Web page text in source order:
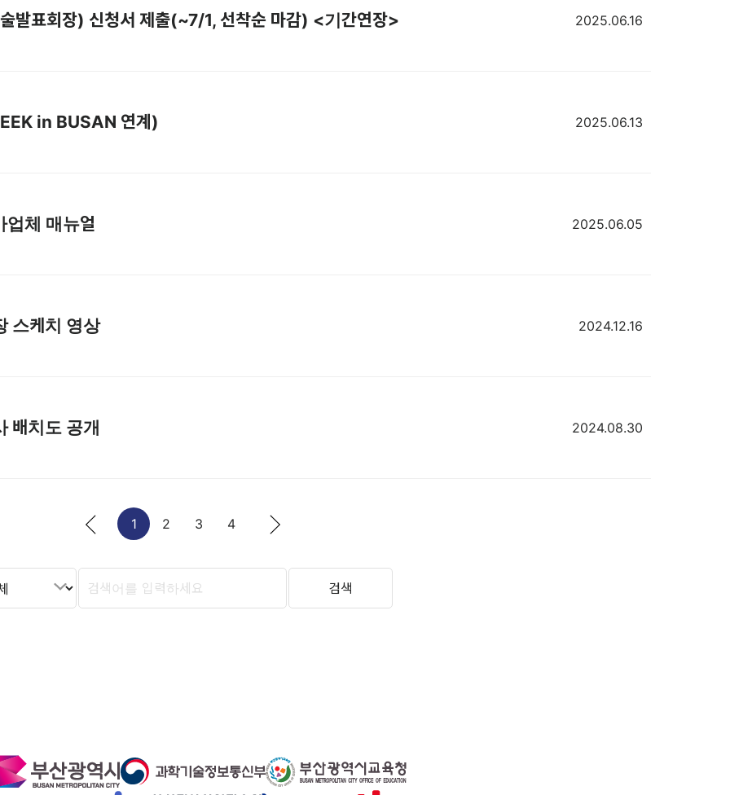
표회장) 신청서 제출(~7/1, 선착순 마감) <기간연장> 2025.06.16
in BUSAN 연계) 2025.06.13
체 매뉴얼 2025.06.05
스케치 영상 2024.12.16
배치도 공개 2024.08.30
1 2 3 4